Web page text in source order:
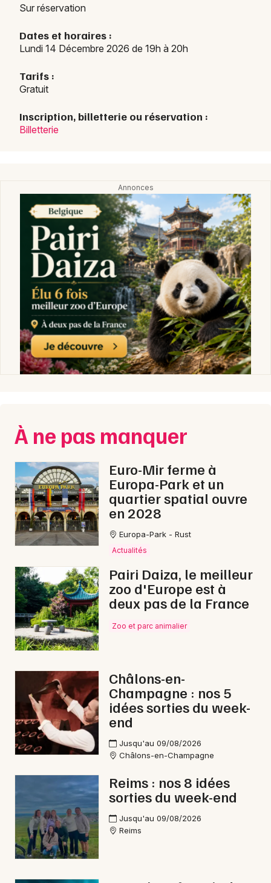
Sur réservation
Dates et horaires :
Lundi 14 Décembre 2026 de 19h à 20h
Tarifs :
Gratuit
Inscription, billetterie ou réservation :
Billetterie
À ne pas manquer
Euro-Mir ferme à
Europa-Park et un
quartier spatial ouvre
en 2028
Europa-Park - Rust
Actualités
Pairi Daiza, le meilleur
zoo d'Europe est à
deux pas de la France
Zoo et parc animalier
Châlons-en-
Champagne : nos 5
idées sorties du week-
end
Jusqu'au 09/08/2026
Châlons-en-Champagne
Reims : nos 8 idées
sorties du week-end
Jusqu'au 09/08/2026
Reims